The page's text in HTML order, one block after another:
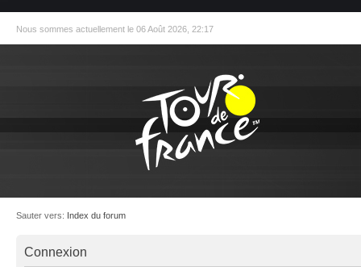
Nous sommes actuellement le 06 Août 2026, 22:17
Sauter vers: Index du forum
Connexion